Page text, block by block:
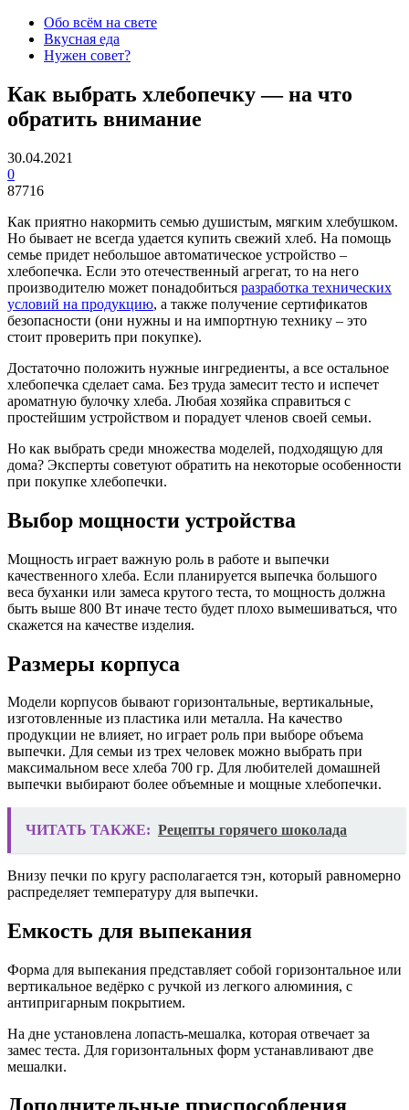
Обо всём на свете
Вкусная еда
Нужен совет?
Как выбрать хлебопечку — на что
обратить внимание
30.04.2021
0
87716
Как приятно накормить семью душистым, мягким хлебушком.
Но бывает не всегда удается купить свежий хлеб. На помощь
семье придет небольшое автоматическое устройство –
хлебопечка. Если это отечественный агрегат, то на него
производителю может понадобиться разработка технических
условий на продукцию, а также получение сертификатов
безопасности (они нужны и на импортную технику – это
стоит проверить при покупке).
Достаточно положить нужные ингредиенты, а все остальное
хлебопечка сделает сама. Без труда замесит тесто и испечет
ароматную булочку хлеба. Любая хозяйка справиться с
простейшим устройством и порадует членов своей семьи.
Но как выбрать среди множества моделей, подходящую для
дома? Эксперты советуют обратить на некоторые особенности
при покупке хлебопечки.
Выбор мощности устройства
Мощность играет важную роль в работе и выпечки
качественного хлеба. Если планируется выпечка большого
веса буханки или замеса крутого теста, то мощность должна
быть выше 800 Вт иначе тесто будет плохо вымешиваться, что
скажется на качестве изделия.
Размеры корпуса
Модели корпусов бывают горизонтальные, вертикальные,
изготовленные из пластика или металла. На качество
продукции не влияет, но играет роль при выборе объема
выпечки. Для семьи из трех человек можно выбрать при
максимальном весе хлеба 700 гр. Для любителей домашней
выпечки выбирают более объемные и мощные хлебопечки.
ЧИТАТЬ ТАКЖЕ: Рецепты горячего шоколада
Внизу печки по кругу располагается тэн, который равномерно
распределяет температуру для выпечки.
Емкость для выпекания
Форма для выпекания представляет собой горизонтальное или
вертикальное ведёрко с ручкой из легкого алюминия, с
антипригарным покрытием.
На дне установлена лопасть-мешалка, которая отвечает за
замес теста. Для горизонтальных форм устанавливают две
мешалки.